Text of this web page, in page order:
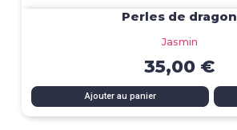
Perles de dragon
Jasmin
35,00 €
Ajouter au panier